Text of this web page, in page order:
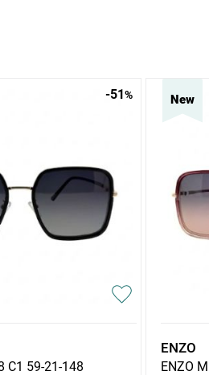
-51%
C1 59-21-148
New
ENZO
ENZO